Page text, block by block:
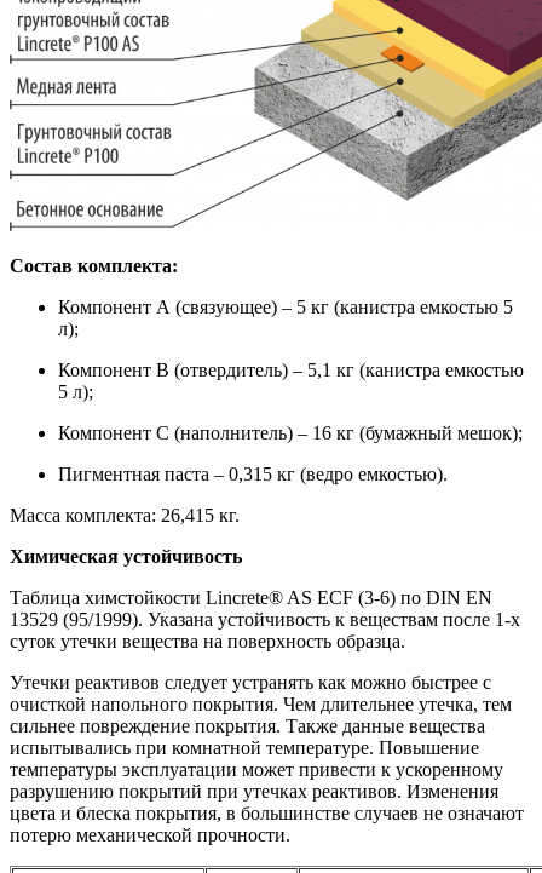
Состав комплекта:
Компонент А (связующее) – 5 кг (канистра емкостью 5
л);
Компонент В (отвердитель) – 5,1 кг (канистра емкостью
5 л);
Компонент С (наполнитель) – 16 кг (бумажный мешок);
Пигментная паста – 0,315 кг (ведро емкостью).
Масса комплекта: 26,415 кг.
Химическая устойчивость
Таблица химстойкости Lincrete® AS ECF (3-6) по DIN EN
13529 (95/1999). Указана устойчивость к веществам после 1-х
суток утечки вещества на поверхность образца.
Утечки реактивов следует устранять как можно быстрее с
очисткой напольного покрытия. Чем длительнее утечка, тем
сильнее повреждение покрытия. Также данные вещества
испытывались при комнатной температуре. Повышение
температуры эксплуатации может привести к ускоренному
разрушению покрытий при утечках реактивов. Изменения
цвета и блеска покрытия, в большинстве случаев не означают
потерю механической прочности.